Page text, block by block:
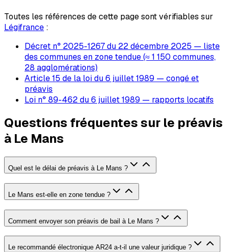
Toutes les références de cette page sont vérifiables sur
Légifrance :
Décret n° 2025-1267 du 22 décembre 2025 — liste
des communes en zone tendue (≈ 1 150 communes,
28 agglomérations)
Article 15 de la loi du 6 juillet 1989 — congé et
préavis
Loi n° 89-462 du 6 juillet 1989 — rapports locatifs
Questions fréquentes sur le préavis
à Le Mans
Quel est le délai de préavis à Le Mans ?
Le Mans est-elle en zone tendue ?
Comment envoyer son préavis de bail à Le Mans ?
Le recommandé électronique AR24 a-t-il une valeur juridique ?